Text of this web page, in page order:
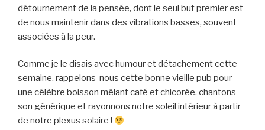
détournement de la pensée, dont le seul but premier est
de nous maintenir dans des vibrations basses, souvent
associées à la peur.
Comme je le disais avec humour et détachement cette
semaine, rappelons-nous cette bonne vieille pub pour
une célèbre boisson mêlant café et chicorée, chantons
son générique et rayonnons notre soleil intérieur à partir
de notre plexus solaire !